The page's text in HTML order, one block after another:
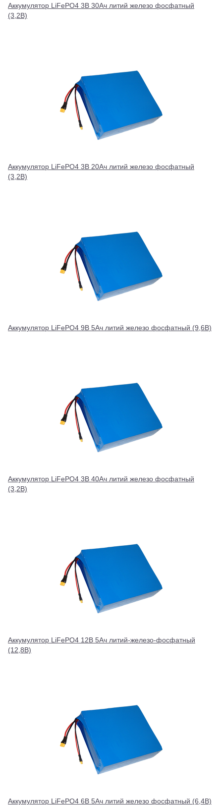
Аккумулятор LiFePO4 3В 30Ач литий железо фосфатный
(3,2В)
Аккумулятор LiFePO4 3В 20Ач литий железо фосфатный
(3,2В)
Аккумулятор LiFePO4 9В 5Ач литий железо фосфатный (9,6В)
Аккумулятор LiFePO4 3В 40Ач литий железо фосфатный
(3,2В)
Аккумулятор LiFePO4 12В 5Ач литий-железо-фосфатный
(12,8В)
Аккумулятор LiFePO4 6В 5Ач литий железо фосфатный (6,4В)